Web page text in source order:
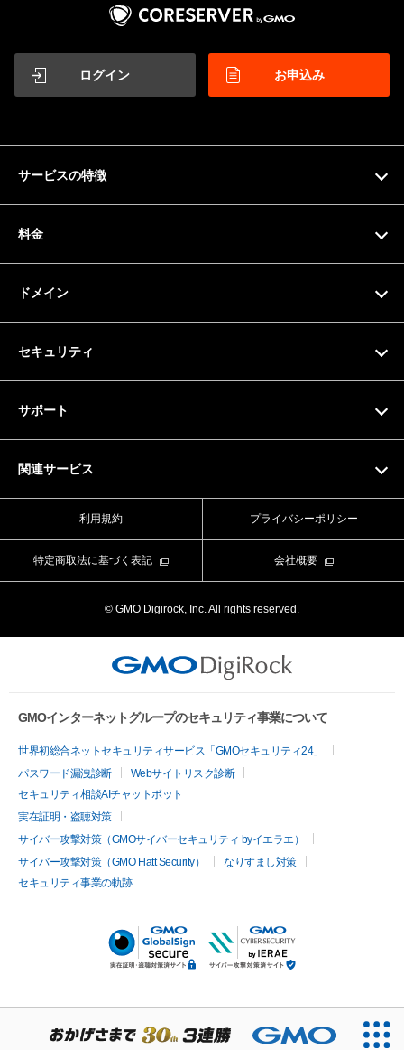
ログイン お申込み
サービスの特徴
サーバー仕様
料金
ドメイン
セキュリティ
サポート
関連サービス
Value Domain
Value Server
CORESERVER media
利用規約 プライバシーポリシー
特定商取法に基づく表記 会社概要
© GMO Digirock, Inc. All rights reserved.
GMOインターネットグループのセキュリティ事業について
世界初総合ネットセキュリティサービス「GMOセキュリティ24」
パスワード漏洩診断
Webサイトリスク診断
セキュリティ相談AIチャットボット
実在証明・盗聴対策
サイバー攻撃対策（GMOサイバーセキュリティ byイエラエ）
サイバー攻撃対策（GMO Flatt Security）
なりすまし対策
セキュリティ事業の軌跡